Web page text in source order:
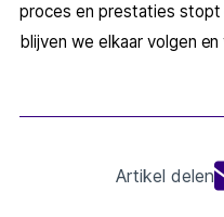
proces en prestaties stopt
blijven we elkaar volgen
Artikel delen